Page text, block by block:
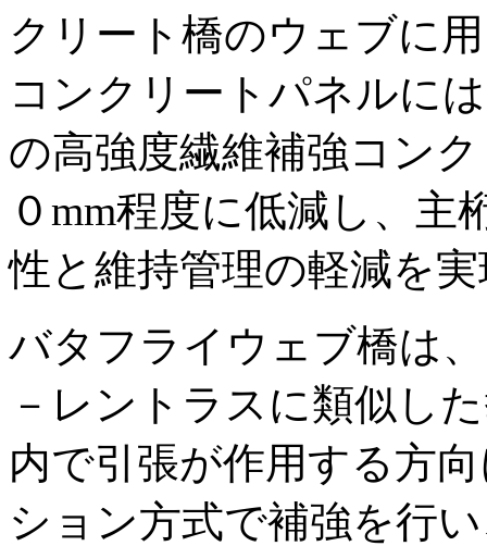
クリート橋のウェブに
コンクリートパネルに
の高強度繊維補強コン
０mm程度に低減し、
性と維持管理の軽減を
バタフライウェブ橋は
－レントラスに類似し
内で引張が作用する方
ション方式で補強を行